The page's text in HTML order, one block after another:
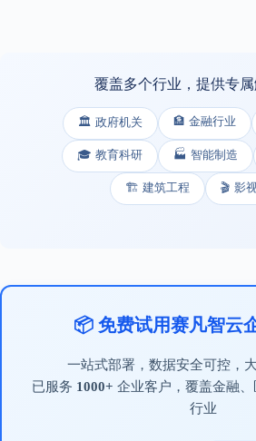
覆盖多个行业，提供专
🏛️ 政府机关 🏦 金融行业
🎓 教育科研 🏭 智能制造
🏗️ 建筑工程 🎬 影
📦 免费试用赛凡智云
一站式部署，数据安全可控，
已服务 1000+ 企业客户，覆盖金融
行业